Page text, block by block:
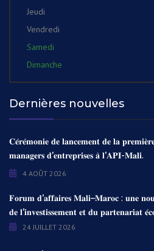
Jeudi
Vendredi
Samedi
Dimanche
Dernières nouvelles
𝐂𝐞́𝐫𝐞́𝐦𝐨𝐧𝐢𝐞 𝐝𝐞 𝐥𝐚𝐧𝐜𝐞𝐦𝐞𝐧𝐭 𝐝𝐞 𝐥𝐚
𝐦𝐚𝐧𝐚𝐠𝐞𝐫𝐬 𝐝’𝐞𝐧𝐭𝐫𝐞𝐩𝐫𝐢𝐬𝐞𝐬 𝐚̀ 𝐥’𝐀𝐏𝐈-𝐌𝐚𝐥𝐢.
4 AOÛT 2026
𝐅𝐨𝐫𝐮𝐦 𝐝’𝐚𝐟𝐟𝐚𝐢𝐫𝐞𝐬 𝐌𝐚𝐥𝐢–𝐌𝐚𝐫𝐨𝐜 : 𝐮𝐧𝐞
𝐝𝐞 𝐥’𝐢𝐧𝐯𝐞𝐬𝐭𝐢𝐬𝐬𝐞𝐦𝐞𝐧𝐭 𝐞𝐭 𝐝𝐮 𝐩𝐚𝐫𝐭𝐞𝐧𝐚𝐫𝐢𝐚𝐭
24 JUILLET 2026